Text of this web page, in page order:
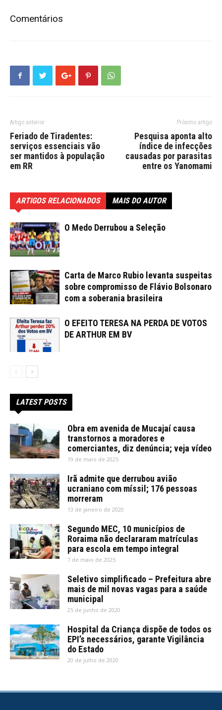
Comentários
Artigo anterior
Feriado de Tiradentes:
serviços essenciais vão
ser mantidos à população
em RR
Próximo artigo
Pesquisa aponta alto
índice de infecções
causadas por parasitas
entre os Yanomami
ARTIGOS RELACIONADOS MAIS DO AUTOR
O Medo Derrubou a Seleção
Carta de Marco Rubio levanta suspeitas
sobre compromisso de Flávio Bolsonaro
com a soberania brasileira
O EFEITO TERESA NA PERDA DE VOTOS
DE ARTHUR EM BV
LATEST POSTS
Obra em avenida de Mucajaí causa
transtornos a moradores e
comerciantes, diz denúncia; veja vídeo
19 de maio de 2025
Irã admite que derrubou avião
ucraniano com míssil; 176 pessoas
morreram
13 de janeiro de 2020
Segundo MEC, 10 municípios de
Roraima não declararam matrículas
para escola em tempo integral
7 de maio de 2025
Seletivo simplificado – Prefeitura abre
mais de mil novas vagas para a saúde
municipal
25 de junho de 2020
Hospital da Criança dispõe de todos os
EPI’s necessários, garante Vigilância
do Estado
20 de julho de 2020